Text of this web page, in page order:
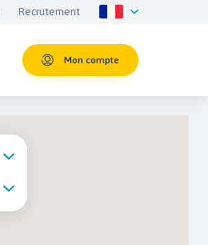
Recrutement
Mon compte